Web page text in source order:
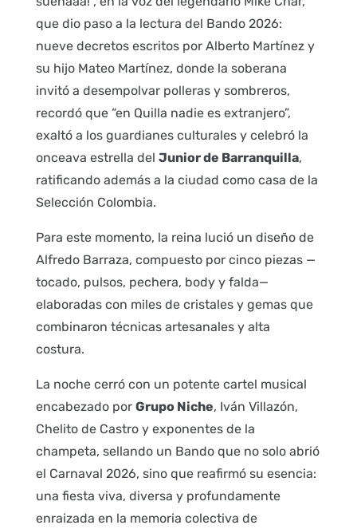
que dio paso a la lectura del Bando 2026:
nueve decretos escritos por Alberto Martínez y
su hijo Mateo Martínez, donde la soberana
invitó a desempolvar polleras y sombreros,
recordó que “en Quilla nadie es extranjero”,
exaltó a los guardianes culturales y celebró la
onceava estrella del Junior de Barranquilla,
ratificando además a la ciudad como casa de la
Selección Colombia.
Para este momento, la reina lució un diseño de
Alfredo Barraza, compuesto por cinco piezas —
tocado, pulsos, pechera, body y falda—
elaboradas con miles de cristales y gemas que
combinaron técnicas artesanales y alta
costura.
La noche cerró con un potente cartel musical
encabezado por Grupo Niche, Iván Villazón,
Chelito de Castro y exponentes de la
champeta, sellando un Bando que no solo abrió
el Carnaval 2026, sino que reafirmó su esencia:
una fiesta viva, diversa y profundamente
enraizada en la memoria colectiva de